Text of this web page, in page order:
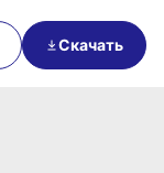
Скачать